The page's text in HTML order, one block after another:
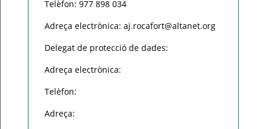
Telèfon: 977 898 034
Adreça electrònica: aj.rocafort@altanet.org
Delegat de protecció de dades:
Adreça electrònica:
Telèfon:
Adreça: